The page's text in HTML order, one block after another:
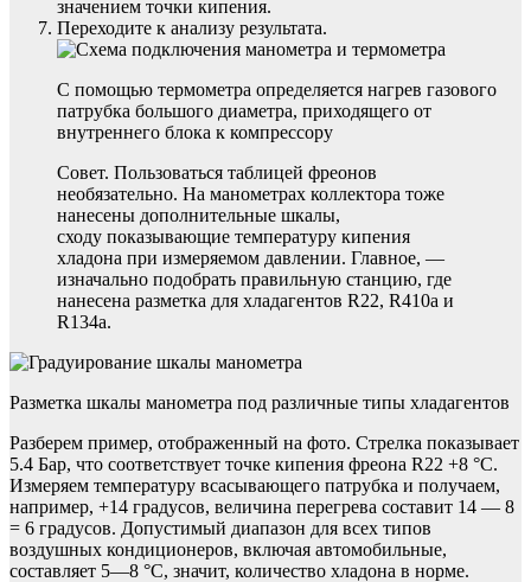
значением точки кипения.
Переходите к анализу результата.
С помощью термометра определяется нагрев газового
патрубка большого диаметра, приходящего от
внутреннего блока к компрессору
Совет. Пользоваться таблицей фреонов
необязательно. На манометрах коллектора тоже
нанесены дополнительные шкалы,
сходу показывающие температуру кипения
хладона при измеряемом давлении. Главное, —
изначально подобрать правильную станцию, где
нанесена разметка для хладагентов R22, R410a и
R134a.
Разметка шкалы манометра под различные типы хладагентов
Разберем пример, отображенный на фото. Стрелка показывает
5.4 Бар, что соответствует точке кипения фреона R22 +8 °С.
Измеряем температуру всасывающего патрубка и получаем,
например, +14 градусов, величина перегрева составит 14 — 8
= 6 градусов. Допустимый диапазон для всех типов
воздушных кондиционеров, включая автомобильные,
составляет 5—8 °С, значит, количество хладона в норме.